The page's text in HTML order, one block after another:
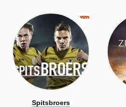
Spitsbroers